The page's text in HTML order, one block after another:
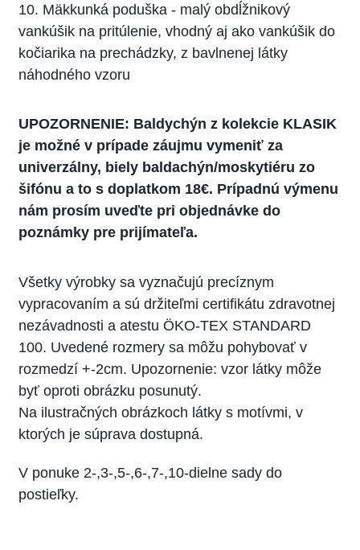
10. Mäkkunká poduška - malý obdĺžnikový
vankúšik na pritúlenie, vhodný aj ako vankúšik do
kočiarika na prechádzky, z bavlnenej látky
náhodného vzoru
UPOZORNENIE: Baldychýn z kolekcie KLASIK
je možné v prípade záujmu vymeniť za
univerzálny, biely baldachýn/moskytiéru zo
šifónu a to s doplatkom 18€. Prípadnú výmenu
nám prosím uveďte pri objednávke do
poznámky pre prijímateľa.
Všetky výrobky sa vyznačujú precíznym
vypracovaním a sú držiteľmi certifikátu zdravotnej
nezávadnosti a atestu ÖKO-TEX STANDARD
100. Uvedené rozmery sa môžu pohybovať v
rozmedzí +-2cm. Upozornenie: vzor látky môže
byť oproti obrázku posunutý.
Na ilustračných obrázkoch látky s motívmi, v
ktorých je súprava dostupná.
V ponuke 2-,3-,5-,6-,7-,10-dielne sady do
postieľky.